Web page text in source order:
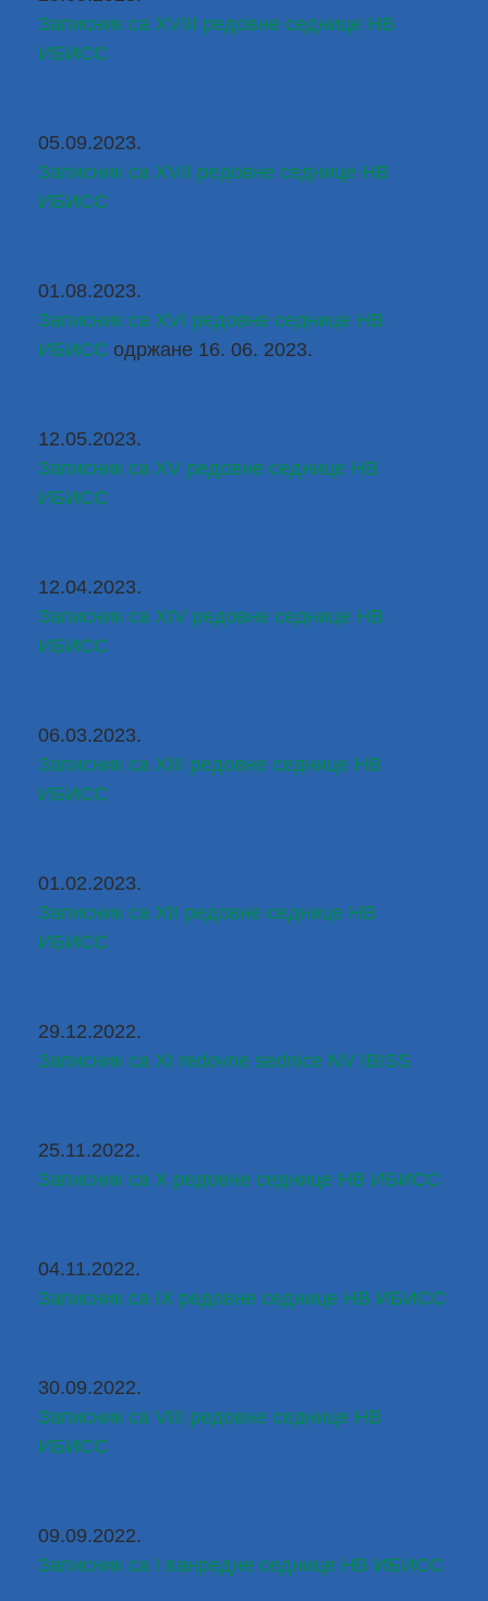
Записник са XVIII редовне седнице НВ
ИБИСС
05.09.2023.
Записник са XVII редовне седнице НВ
ИБИСС
01.08.2023.
Записник са XVI редовне седнице НВ
ИБИСС одржане 16. 06. 2023.
12.05.2023.
Записник са XV редовне седнице НВ
ИБИСС
12.04.2023.
Записник са XIV редовне седнице НВ
ИБИСС
06.03.2023.
Записник са XIII редовне седнице НВ
ИБИСС
01.02.2023.
Записник са XII редовне седнице НВ
ИБИСС
29.12.2022.
Записник са XI redovne sednice NV IBISS
25.11.2022.
Записник са X редовне седнице НВ ИБИСС
04.11.2022.
Записник са IX редовне седнице НВ ИБИСС
30.09.2022.
Записник са VIII редовне седнице НВ
ИБИСС
09.09.2022.
Записник са I ванредне седнице НВ ИБИСС